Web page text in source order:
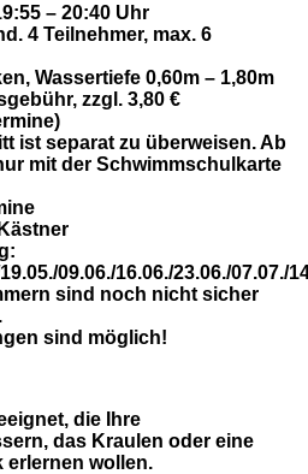
– 20:40 Uhr
4 Teilnehmer, max. 6
Wassertiefe 0,60m – 1,80m
zzgl. 3,80 €
ist separat zu überweisen. Ab
mit der Schwimmschulkarte
:
09.06./16.06./23.06./07.07./
sind noch nicht sicher
sind möglich!
die Ihre
das Kraulen oder eine
erlernen wollen.